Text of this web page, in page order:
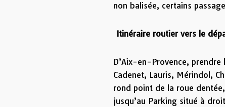
non balisée, certains
Itinéraire routier vers le
D’Aix-en-Provence,
Cadenet, Lauris, Mérindol,
rond point de la roue
jusqu’au Parking situé à